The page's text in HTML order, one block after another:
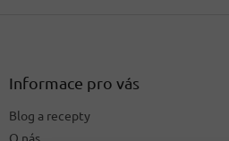
Informace pro vás
Blog a recepty
O nás